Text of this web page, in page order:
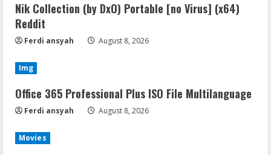
Nik Collection (by DxO) Portable [no Virus] (x64)
Reddit
Ferdi ansyah August 8, 2026
Img
Office 365 Professional Plus ISO File Multilanguage
Ferdi ansyah August 8, 2026
Movies